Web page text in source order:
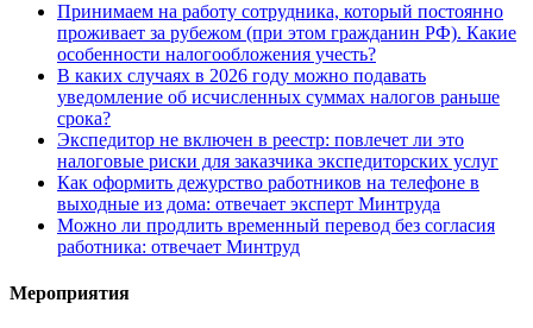
Принимаем на работу сотрудника, который постоянно
проживает за рубежом (при этом гражданин РФ). Какие
особенности налогообложения учесть?
В каких случаях в 2026 году можно подавать
уведомление об исчисленных суммах налогов раньше
срока?
Экспедитор не включен в реестр: повлечет ли это
налоговые риски для заказчика экспедиторских услуг
Как оформить дежурство работников на телефоне в
выходные из дома: отвечает эксперт Минтруда
Можно ли продлить временный перевод без согласия
работника: отвечает Минтруд
Мероприятия